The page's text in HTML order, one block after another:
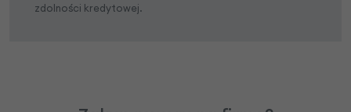
zdolności kredytowej.